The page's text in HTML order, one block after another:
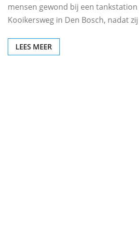
mensen gewond bij een tankstation
Kooikersweg in Den Bosch, nadat
LEES MEER